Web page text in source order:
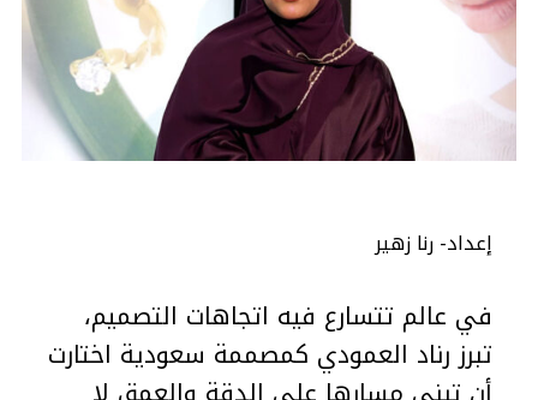
إعداد- رنا زهير
في عالم تتسارع فيه اتجاهات التصميم،
تبرز رناد العمودي كمصممة سعودية اختارت